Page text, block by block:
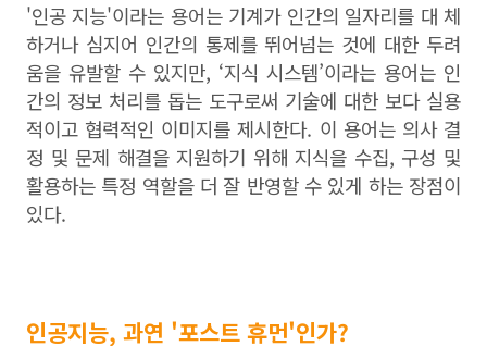
'인공 지능'이라는 용어는 기계가 인간의 일자리를 대 체
하거나 심지어 인간의 통제를 뛰어넘는 것에 대한 두려
움을 유발할 수 있지만, ‘지식 시스템’이라는 용어는 인
간의 정보 처리를 돕는 도구로써 기술에 대한 보다 실용
적이고 협력적인 이미지를 제시한다. 이 용어는 의사 결
정 및 문제 해결을 지원하기 위해 지식을 수집, 구성 및
활용하는 특정 역할을 더 잘 반영할 수 있게 하는 장점이
있다.
인공지능, 과연 '포스트 휴먼'인가?